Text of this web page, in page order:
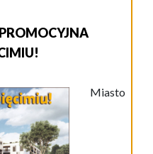
Miasto